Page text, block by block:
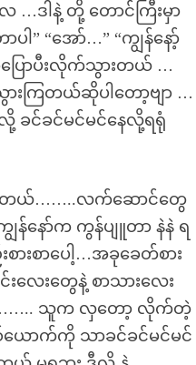
ဒါနဲ့ တို့ တောင်ကြီးမှာ
“အော်…” “ကျွန်နော့်
ြောပီးလိုက်သွားတယ် …
ားကြတယ်ဆိုပါတော့ဗျာ …
င်ခင်မင်မင်နေလို့ရရုံ
ခဲ့တယ်……..လက်ဆောင်တွေ
န်နော်က ကွန်ပျူတာ နဲနဲ ရ
းစာပေါ့…အခုခေတ်စား
လေးတွေနဲ့ စာသားလေး
သူက လှတော့ လိုက်တဲ့
ောက်ကို သာခင်ခင်မင်မင်